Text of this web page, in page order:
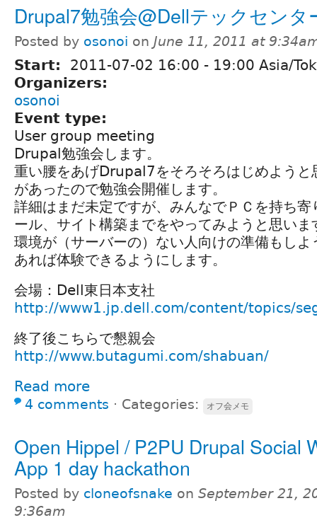
Drupal7勉強会@Dellテックセンタ
Posted by osonoi on June 11, 2011 at
Start: 2011-07-02 16:00 - 19:00 Asia/
Organizers:
osonoi
Event type:
User group meeting
Drupal勉強会します。
重い腰をあげDrupal7をそろそろはじめようと
があったので勉強会開催します。
詳細はまだ未定ですが、みんなでＰＣを持ち
ール、サイト構築までをやってみようと思いま
環境が（サーバーの）ない人向けの準備もし
あれば体験できるようにします。
会場：Dell東日本支社
http://www1.jp.dell.com/content/topics/
終了後こちらで懇親会
http://www.butagumi.com/shabuan/
Read more
4 comments ⋅ Categories: オフ会メモ
Open Hippel / P2PU Drupal Social
App 1 day hackathon
Posted by cloneofsnake on September 21,
9:36am